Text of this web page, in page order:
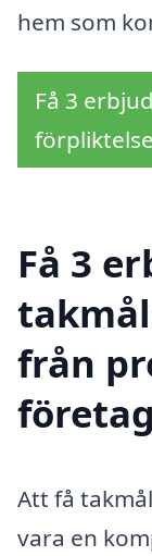
hem som
Få 3
Få 3
från
företag
Att få
vara en